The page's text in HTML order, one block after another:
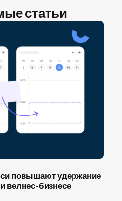
статьи
повышают удержание
велнес-бизнесе